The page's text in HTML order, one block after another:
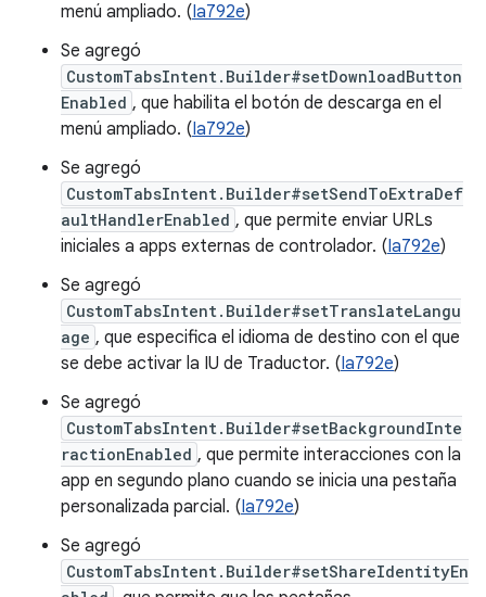
menú ampliado. (Ia792e)
Se agregó
CustomTabsIntent.Builder#setDownloadButton
Enabled , que habilita el botón de descarga en el
menú ampliado. (Ia792e)
Se agregó
CustomTabsIntent.Builder#setSendToExtraDef
aultHandlerEnabled , que permite enviar URLs
iniciales a apps externas de controlador. (Ia792e)
Se agregó
CustomTabsIntent.Builder#setTranslateLangu
age , que especifica el idioma de destino con el que
se debe activar la IU de Traductor. (Ia792e)
Se agregó
CustomTabsIntent.Builder#setBackgroundInte
ractionEnabled , que permite interacciones con la
app en segundo plano cuando se inicia una pestaña
personalizada parcial. (Ia792e)
Se agregó
CustomTabsIntent.Builder#setShareIdentityEn